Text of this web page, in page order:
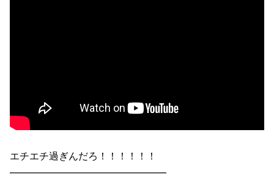
エチエチ過ぎんだろ！！！！！！
━━━━━━━━━━━━━━━━